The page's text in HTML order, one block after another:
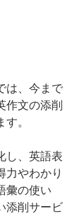
は、今まで
作文の添削
。
し、英語表
力やわかり
彙の使い
添削サービ